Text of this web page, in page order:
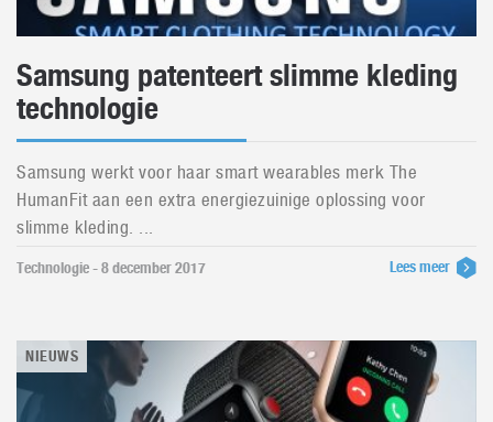
Samsung patenteert slimme kleding
technologie
Samsung werkt voor haar smart wearables merk The
HumanFit aan een extra energiezuinige oplossing voor
slimme kleding. ...
Technologie - 8 december 2017 Lees meer
NIEUWS